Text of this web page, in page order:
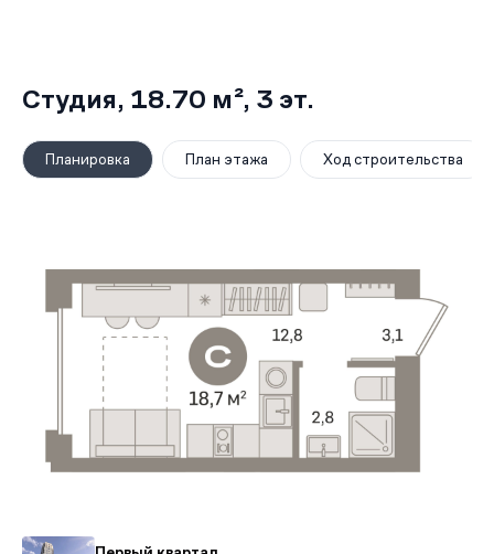
Студия, 18.70 м², 3 эт.
Планировка План этажа Ход строительства